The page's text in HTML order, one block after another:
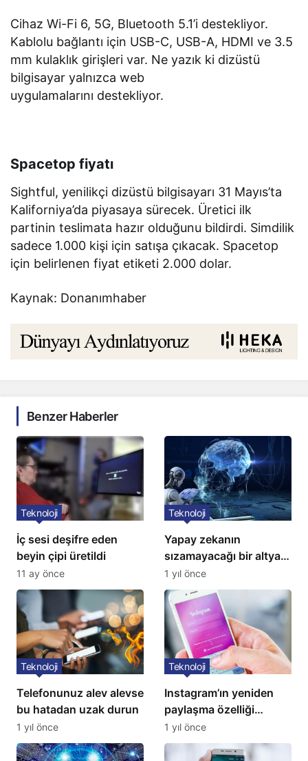
Cihaz Wi-Fi 6, 5G, Bluetooth 5.1’i destekliyor.
Kablolu bağlantı için USB-C, USB-A, HDMI ve 3.5
mm kulaklık girişleri var. Ne yazık ki dizüstü
bilgisayar yalnızca web
uygulamalarını destekliyor.
Spacetop fiyatı
Sightful, yenilikçi dizüstü bilgisayarı 31 Mayıs’ta
Kaliforniya’da piyasaya sürecek. Üretici ilk
partinin teslimata hazır olduğunu bildirdi. Simdilik
sadece 1.000 kişi için satışa çıkacak. Spacetop
için belirlenen fiyat etiketi 2.000 dolar.
Kaynak: Donanımhaber
Benzer Haberler
İç sesi deşifre eden
beyin çipi üretildi
Teknoloji
11 ay önce
Yapay zekanın
sızamayacağı bir altyapı
geliştirildi
Teknoloji
1 yıl önce
Telefonunuz alev alevse
bu hatadan uzak durun
Teknoloji
1 yıl önce
Instagram’ın yeniden
paylaşma özelliği
kullanıma açıldı
Teknoloji
1 yıl önce